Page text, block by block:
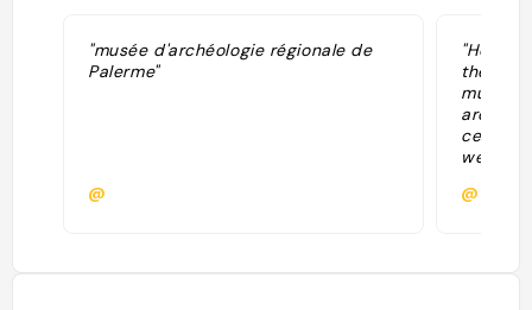
"musée d'archéologie régionale de
Palerme"
@
the
@